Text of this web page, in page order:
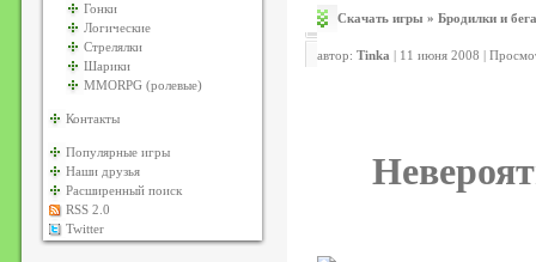
Гонки
Логические
Стрелялки
Шарики
MMORPG (ролевые)
Контакты
Популярные игры
Наши друзья
Расширенный поиск
RSS 2.0
Twitter
Скачать игры » Бродилки и
автор: Tinka | 11 июня 2008 |